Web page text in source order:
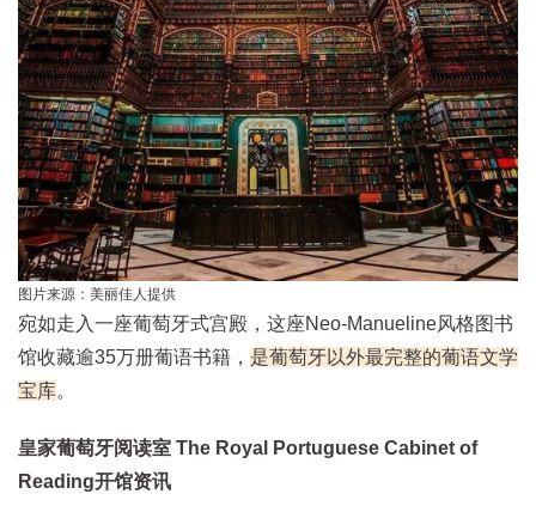
图片来源：美丽佳人提供
宛如走入一座葡萄牙式宫殿，这座Neo-Manueline风格图书
馆收藏逾35万册葡语书籍， 是葡萄牙以外最完整的葡语文学
宝库。
皇家葡萄牙阅读室 The Royal Portuguese Cabinet of
Reading开馆资讯